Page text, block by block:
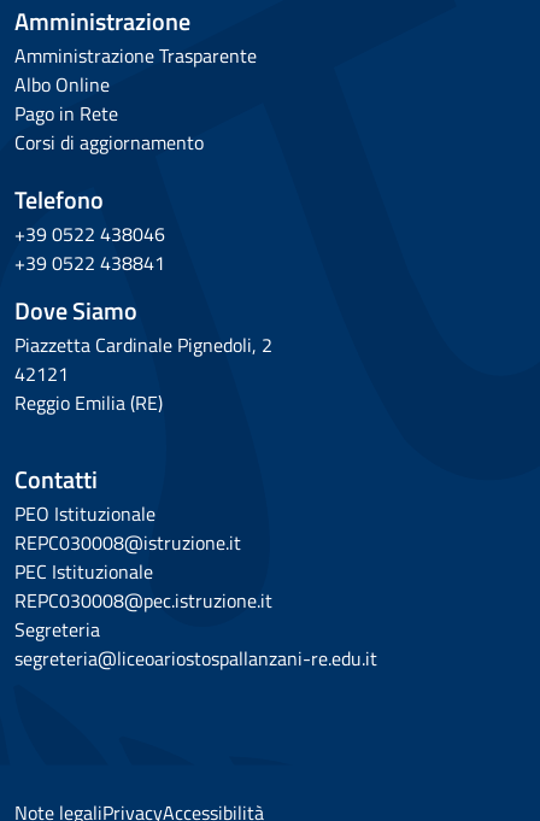
Amministrazione
Amministrazione Trasparente
Albo Online
Pago in Rete
Corsi di aggiornamento
Telefono
+39 0522 438046
+39 0522 438841
Dove Siamo
Piazzetta Cardinale Pignedoli, 2
42121
Reggio Emilia (RE)
Contatti
PEO Istituzionale
REPC030008@istruzione.it
PEC Istituzionale
REPC030008@pec.istruzione.it
Segreteria
segreteria@liceoariostospallanzani-re.edu.it
Note legaliPrivacyAccessibilità